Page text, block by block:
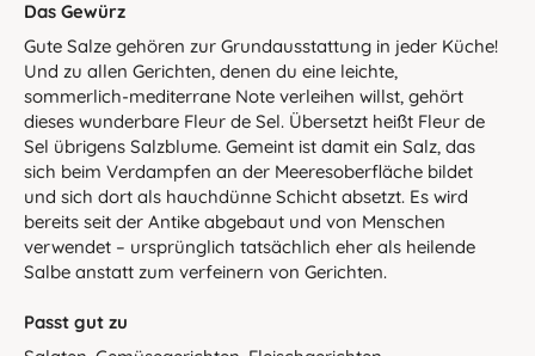
Das Gewürz
Gute Salze gehören zur Grundausstattung in jeder Küche!
Und zu allen Gerichten, denen du eine leichte,
sommerlich-mediterrane Note verleihen willst, gehört
dieses wunderbare Fleur de Sel. Übersetzt heißt Fleur de
Sel übrigens Salzblume. Gemeint ist damit ein Salz, das
sich beim Verdampfen an der Meeresoberfläche bildet
und sich dort als hauchdünne Schicht absetzt. Es wird
bereits seit der Antike abgebaut und von Menschen
verwendet – ursprünglich tatsächlich eher als heilende
Salbe anstatt zum verfeinern von Gerichten.
Passt gut zu